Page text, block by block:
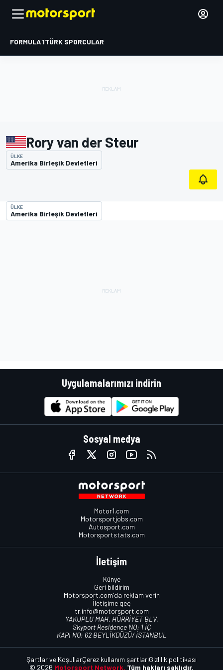
FORMULA 1TÜRK SPORCULAR
Rory van der Steur
ÜLKE
Amerika Birleşik Devletleri
ÜLKE
Amerika Birleşik Devletleri
Uygulamalarımızı indirin
Sosyal medya
Motor1.com
Motorsportjobs.com
Autosport.com
Motorsportstats.com
İletişim
Künye
Geri bildirim
Motorsport.com'da reklam verin
İletişime geç
tr.info@motorsport.com
YAKUPLU MAH. HÜRRİYET BLV.
Skyport Residence NO: 1 İÇ
KAPI NO: 62 BEYLİKDÜZÜ/ İSTANBUL
© 2026 Motorsport Network. Tüm hakları saklıdır.
Şartlar ve KoşullarÇerez kullanım şartlarıGizlilik politikası